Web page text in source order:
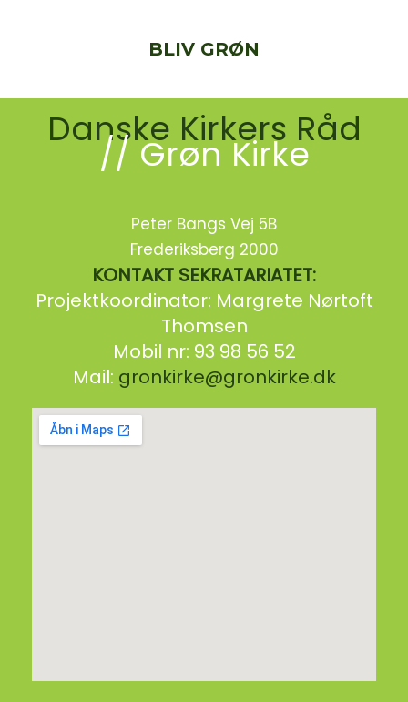
BLIV GRØN
Danske Kirkers Råd
// Grøn Kirke
Peter Bangs Vej 5B
Frederiksberg 2000
KONTAKT SEKRATARIATET:
Projektkoordinator: Margrete Nørtoft
Thomsen
Mobil nr: 93 98 56 52
Mail: gronkirke@gronkirke.dk